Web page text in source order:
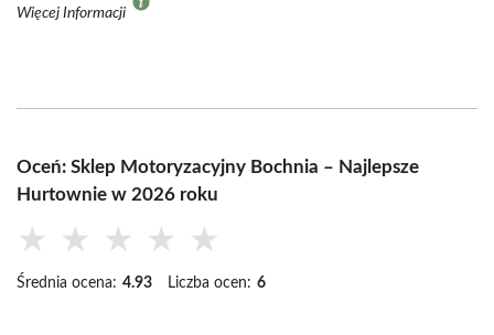
Więcej Informacji
Oceń: Sklep Motoryzacyjny Bochnia – Najlepsze
Hurtownie w 2026 roku
★ ★ ★ ★ ★
Średnia ocena: 4.93 Liczba ocen: 6